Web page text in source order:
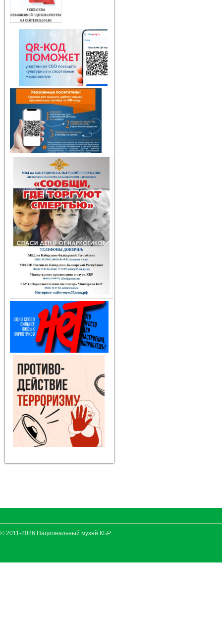
© 2011-2026 Национальный музей КБР